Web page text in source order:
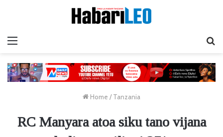
Home / Tanzania
RC Manyara atoa siku tano vijana